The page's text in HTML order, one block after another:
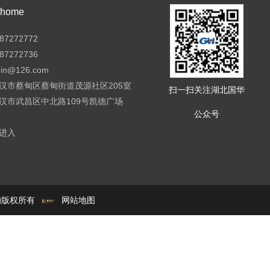
市蔡甸区蔡甸街道茂源社区205室
市武昌区中北路109号凯德广场
入
扫一扫关注湖北国华
公众号
权所有 网站地图